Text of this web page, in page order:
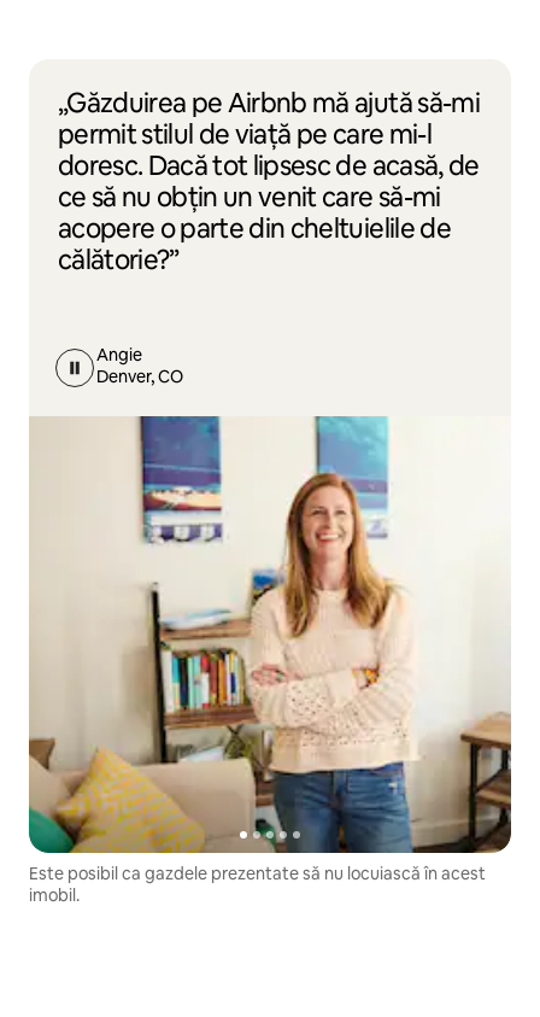
„Găzduirea pe Airbnb mă ajută să-mi
permit stilul de viață pe care mi-l
doresc. Dacă tot lipsesc de acasă, de
ce să nu obțin un venit care să-mi
acopere o parte din cheltuielile de
călătorie?”
Angie
Denver, CO
Este posibil ca gazdele prezentate să nu locuiască în acest
imobil.